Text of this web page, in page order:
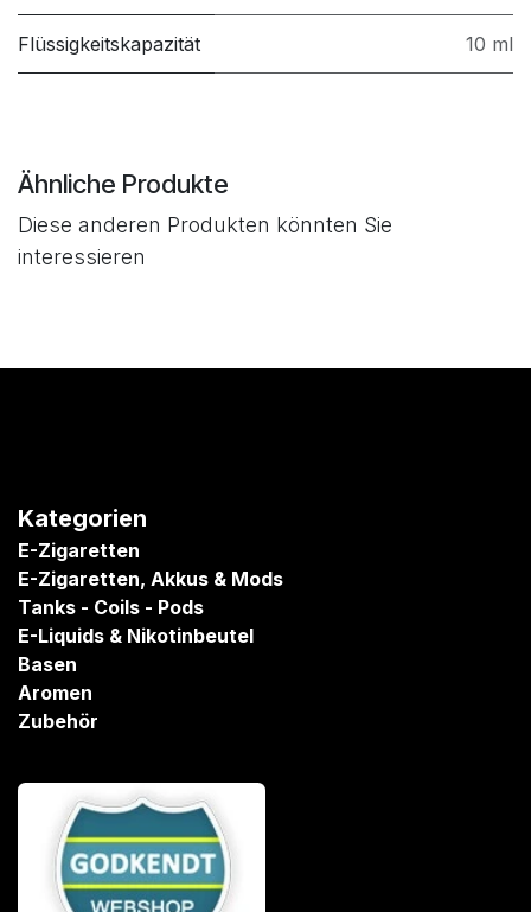
Flüssigkeitskapazität 10 ml
Ähnliche Produkte
Diese anderen Produkten könnten Sie
interessieren
Kategorien
E-Zigaretten
E-Zigaretten, Akkus & Mods
Tanks - Coils - Pods
E-Liquids & Nikotinbeutel
Basen
Aromen
Zubehör